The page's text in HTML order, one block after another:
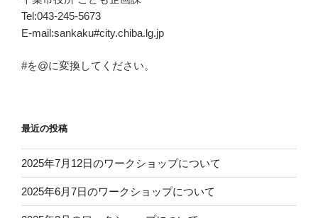
Tel:043-245-5673
E-mail:sankaku#city.chiba.lg.jp
#を@に変換してください。
最近の投稿
2025年7月12日のワークショップについて
2025年6月7日のワークショップについて